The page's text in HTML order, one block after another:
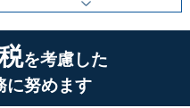
を考慮した
に努めます